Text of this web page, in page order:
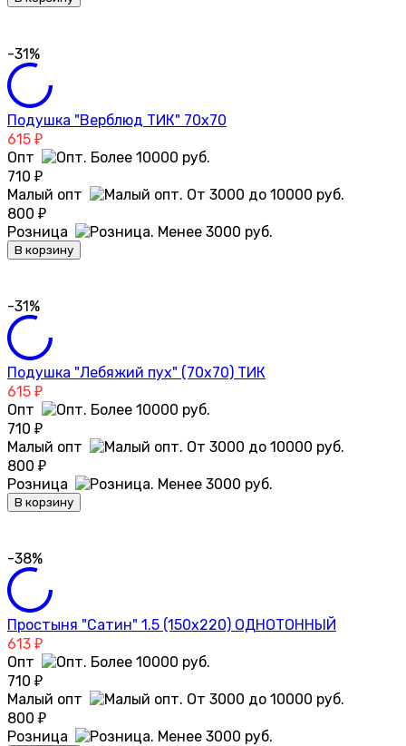
-31%
Подушка "Верблюд ТИК" 70х70
615 ₽
Опт
710 ₽
Малый опт
800 ₽
Розница
В корзину
-31%
Подушка "Лебяжий пух" (70х70) ТИК
615 ₽
Опт
710 ₽
Малый опт
800 ₽
Розница
В корзину
-38%
Простыня "Сатин" 1.5 (150х220) ОДНОТОННЫЙ
613 ₽
Опт
710 ₽
Малый опт
800 ₽
Розница